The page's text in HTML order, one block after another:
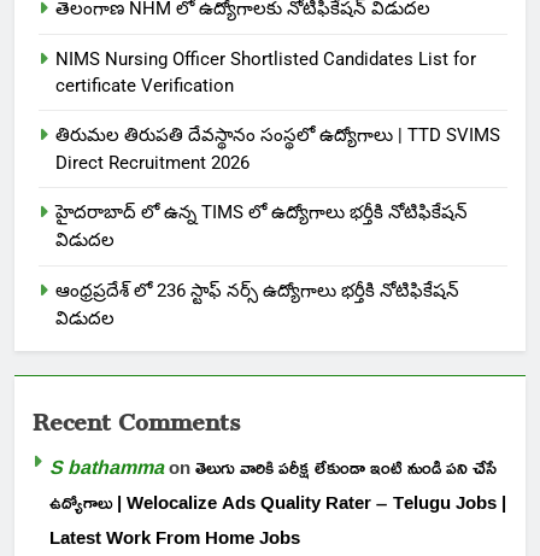
తెలంగాణ NHM లో ఉద్యోగాలకు నోటిఫికేషన్ విడుదల
NIMS Nursing Officer Shortlisted Candidates List for
certificate Verification
తిరుమల తిరుపతి దేవస్థానం సంస్థలో ఉద్యోగాలు | TTD SVIMS
Direct Recruitment 2026
హైదరాబాద్ లో ఉన్న TIMS లో ఉద్యోగాలు భర్తీకి నోటిఫికేషన్
విడుదల
ఆంధ్రప్రదేశ్ లో 236 స్టాఫ్ నర్స్ ఉద్యోగాలు భర్తీకి నోటిఫికేషన్
విడుదల
Recent Comments
S bathammaonతెలుగు వారికి పరీక్ష లేకుండా ఇంటి నుండి పని చేసే
ఉద్యోగాలు | Welocalize Ads Quality Rater – Telugu Jobs |
Latest Work From Home Jobs